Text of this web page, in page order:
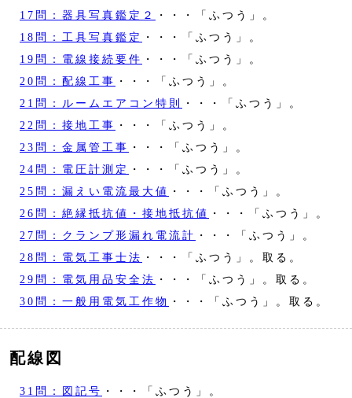
17問：器具写真鑑定２
・・・「ふつう」。
18問：工具写真鑑定
・・・「ふつう」。
19問：電線接続要件 ・・・「ふつう」。
20問：配線工事 ・・・「ふつう」。
21問：ルームエアコン特則
・・・「ふつう」。
22問：接地工事 ・・・「ふつう」。
23問：金属管工事 ・・・「ふつう」。
24問：電圧計測定
・・・「ふつう」。
25問：漏えい電流最大値
・・・「ふつう」。
26問：絶縁抵抗値・接地抵抗値
・・・「ふつう」。
27問：クランプ形漏れ電流計 ・・・「ふつう」。
28問：電気工事士法 ・・・「ふつう」。取る。
29問：電気用品安全法 ・・・「ふつう」。取る。
30問：一般用電気工作物
・・・「ふつう」。取る。
配線図
31問：図記号 ・・・「ふつう」。